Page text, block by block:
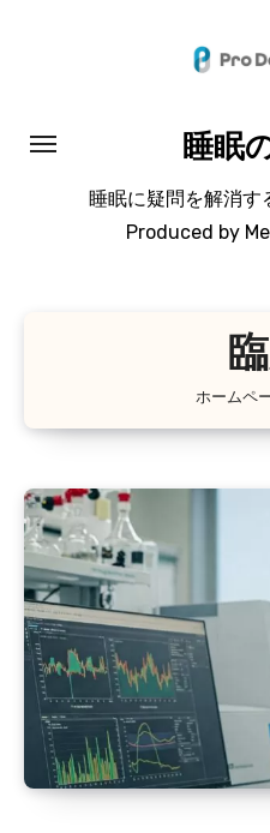
睡眠
睡眠に疑問を解消す
Produced by
ホームペ